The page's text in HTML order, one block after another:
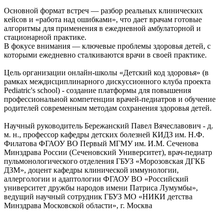
Основной формат встреч — разбор реальных клинических
кейсов и «работа над ошибками», что дает врачам готовые
алгоритмы для применения в ежедневной амбулаторной и
стационарной практике.
В фокусе внимания — ключевые проблемы здоровья детей, с
которыми ежедневно сталкиваются врачи в своей практике.
Цель организации онлайн-школы «Детский код здоровья» (в
рамках междисциплинарного дискуссионного клуба проекта
Pediatric's school) - создание платформы для повышения
профессиональной компетенции врачей-педиатров и обучение
родителей современным методам сохранения здоровья детей.
Научный руководитель Бережанский Павел Вячеславович - д.
м. н., профессор кафедры детских болезней КИДЗ им. Н.Ф.
Филатова ФГАОУ ВО Первый МГМУ им. И.М. Сеченова
Минздрава России (Сеченовский Университет), врач-педиатр
пульмонологического отделения ГБУЗ «Морозовская ДГКБ
ДЗМ», доцент кафедры клинической иммунологии,
аллергологии и адаптологии ФГАОУ ВО «Российский
университет дружбы народов имени Патриса Лумумбы»,
ведущий научный сотрудник ГБУЗ МО «НИКИ детства
Минздрава Московской области», г. Москва